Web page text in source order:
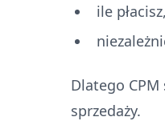
ile
Dlatego
sprzedaży.